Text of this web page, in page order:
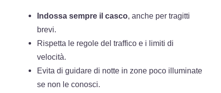
Indossa sempre il casco, anche per tragitti
brevi.
Rispetta le regole del traffico e i limiti di
velocità.
Evita di guidare di notte in zone poco illuminate
se non le conosci.